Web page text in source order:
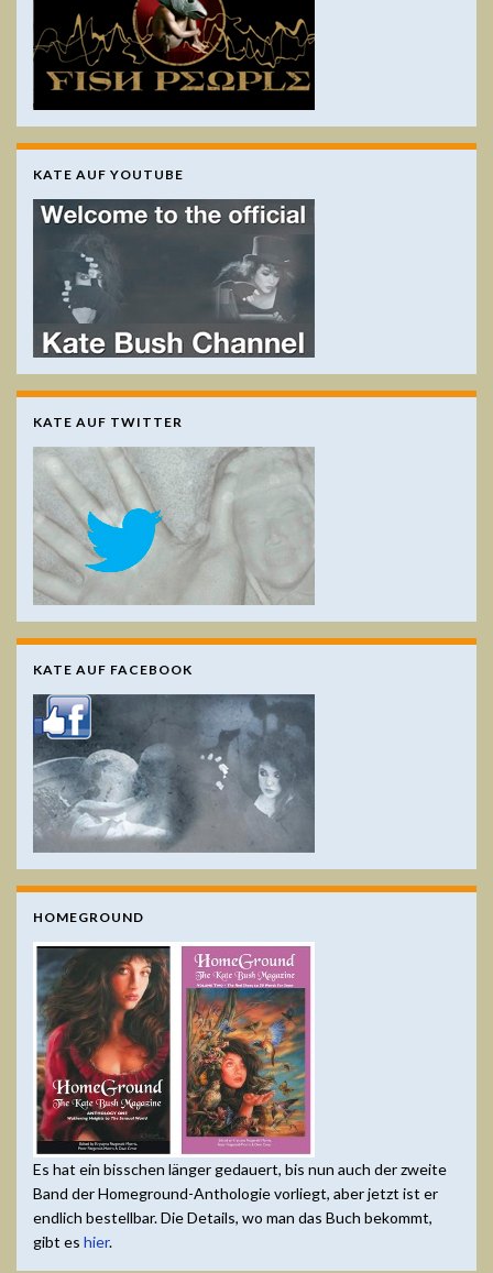
KATE AUF YOUTUBE
KATE AUF TWITTER
KATE AUF FACEBOOK
HOMEGROUND
Es hat ein bisschen länger gedauert, bis nun auch der zweite
Band der Homeground-Anthologie vorliegt, aber jetzt ist er
endlich bestellbar. Die Details, wo man das Buch bekommt,
gibt es hier.